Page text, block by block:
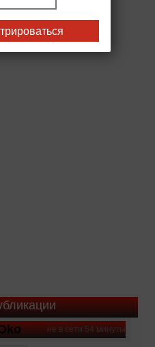
не в сети 54 минуты